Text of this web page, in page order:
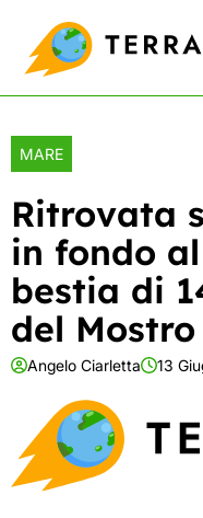
content
MARE
Ritrovata
in fondo
bestia di
del
Angelo Ciarletta 13